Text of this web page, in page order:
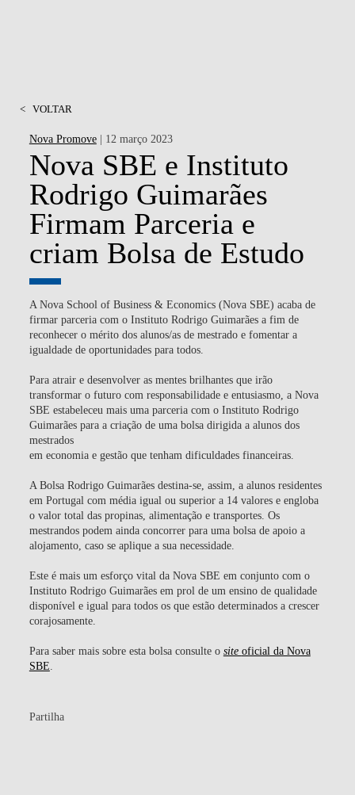
< VOLTAR
Nova Promove| 12 março 2023
Nova SBE e Instituto
Rodrigo Guimarães
Firmam Parceria e
criam Bolsa de Estudo
A Nova School of Business & Economics (Nova SBE) acaba de
firmar parceria com o Instituto Rodrigo Guimarães a fim de
reconhecer o mérito dos alunos/as de mestrado e fomentar a
igualdade de oportunidades para todos.
Para atrair e desenvolver as mentes brilhantes que irão
transformar o futuro com responsabilidade e entusiasmo, a Nova
SBE estabeleceu mais uma parceria com o Instituto Rodrigo
Guimarães para a criação de uma bolsa dirigida a alunos dos
mestrados
em economia e gestão que tenham dificuldades financeiras.
A Bolsa Rodrigo Guimarães destina-se, assim, a alunos residentes
em Portugal com média igual ou superior a 14 valores e engloba
o valor total das propinas, alimentação e transportes. Os
mestrandos podem ainda concorrer para uma bolsa de apoio a
alojamento, caso se aplique a sua necessidade.
Este é mais um esforço vital da Nova SBE em conjunto com o
Instituto Rodrigo Guimarães em prol de um ensino de qualidade
disponível e igual para todos os que estão determinados a crescer
corajosamente.
Para saber mais sobre esta bolsa consulte o site oficial da Nova
SBE
Partilha